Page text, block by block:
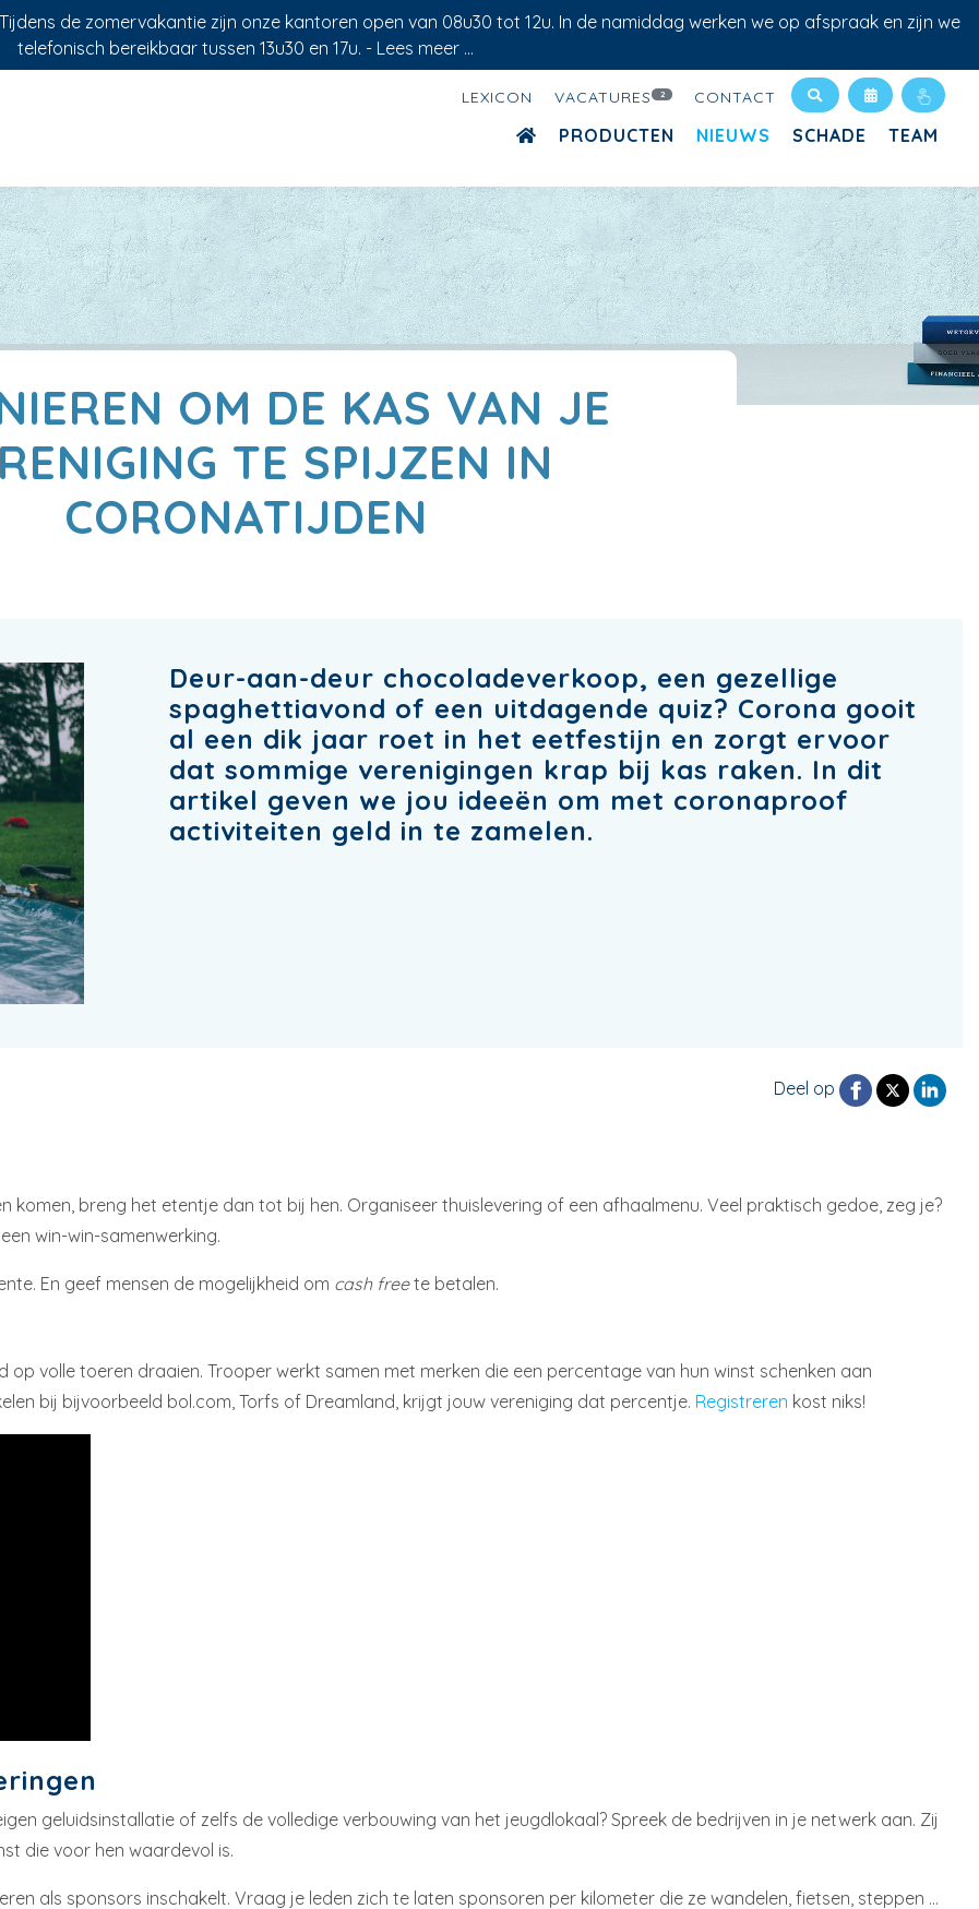
de zomervakantie zijn onze kantoren open van 08u30 tot 12u. In de namiddag werken we op afspraak en zijn we
telefonisch bereikbaar tussen 13u30 en 17u. - Lees meer ...
LEXICON VACATURES 2 CONTACT
PRODUCTEN NIEUWS SCHADE TEAM
OM DE KAS VAN JE
TE SPIJZEN IN
CORONATIJDEN
Deur-aan-deur chocoladeverkoop, een gezellige
spaghettiavond of een uitdagende quiz? Corona gooit
al een dik jaar roet in het eetfestijn en zorgt ervoor
dat sommige verenigingen krap bij kas raken. In dit
artikel geven we jou ideeën om met coronaproof
activiteiten geld in te zamelen.
Deel op
komen, breng het etentje dan tot bij hen. Organiseer thuislevering of een afhaalmenu. Veel praktisch gedoe, zeg je?
win-win-samenwerking.
En geef mensen de mogelijkheid om cash freete betalen.
volle toeren draaien. Trooper werkt samen met merken die een percentage van hun winst schenken aan
bij bijvoorbeeld bol.com, Torfs of Dreamland, krijgt jouw vereniging dat percentje. Registreren kost niks!
geluidsinstallatie of zelfs de volledige verbouwing van het jeugdlokaal? Spreek de bedrijven in je netwerk aan. Zij
die voor hen waardevol is.
als sponsors inschakelt. Vraag je leden zich te laten sponsoren per kilometer die ze wandelen, fietsen, steppen …